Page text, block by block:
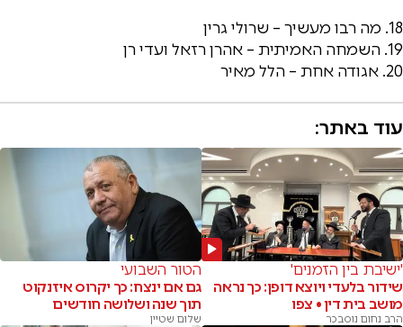
18. מה רבו מעשיך – שרולי גרין
19. השמחה האמיתית – אהרן רזאל ועדי רן
20. אגודה אחת – הלל מאיר
עוד באתר:
'ישיבת בין הזמנים'
שידור בלעדי ויוצא דופן: כך נראה
מושב בית דין • צפו
הרב נחום נוסבכר
הטור השבועי
גם אם ינצח: כך יקרוס איזנקוט
תוך שנה ושלושה חודשים
שלום שטיין